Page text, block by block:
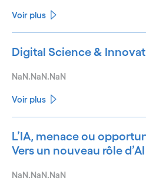
Voir plus
Digital Science &
NaN.NaN.NaN
Voir plus
L’IA, menace ou
Vers un nouveau rôle
NaN.NaN.NaN